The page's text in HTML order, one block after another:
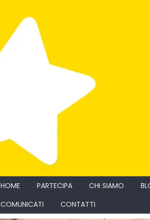
HOME PARTECIPA CHI SIAMO
COMUNICATI
CONTATTI